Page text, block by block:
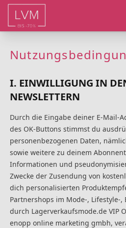
I. EINWILLIGUNG IN
NEWSLETTERN
Durch die Eingabe deiner E-Mail-
des OK-Buttons stimmst du
personenbezogenen Daten,
sowie weitere zu deinem
Informationen und
Zwecke der Zusendung von
dich personalisierten
Partnershops im Mode-, Lifestyle-,
durch Lagerverkaufsmode.de VIP
enopp online marketing gmbh,